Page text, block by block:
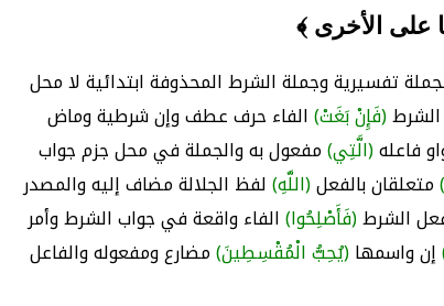
على الأخرى ﴾
تفسيرية وجملة الشرط المحذوفة ابتدائية لا محل
(فَإِنْ بَغَتْ)الفاء حرف عطف وإن شرطية وماض
فاعله(الَّتِي)مفعول به والجملة في محل جزم جواب
متعلقان بالفعل(اللَّهِ)لفظ الجلالة مضاف إليه والمصدر
الشرط(فَأَصْلِحُوا)الفاء واقعة في جواب الشرط وأمر
إن واسمها(يُحِبُّ الْمُقْسِطِينَ)مضارع ومفعوله والفاعل